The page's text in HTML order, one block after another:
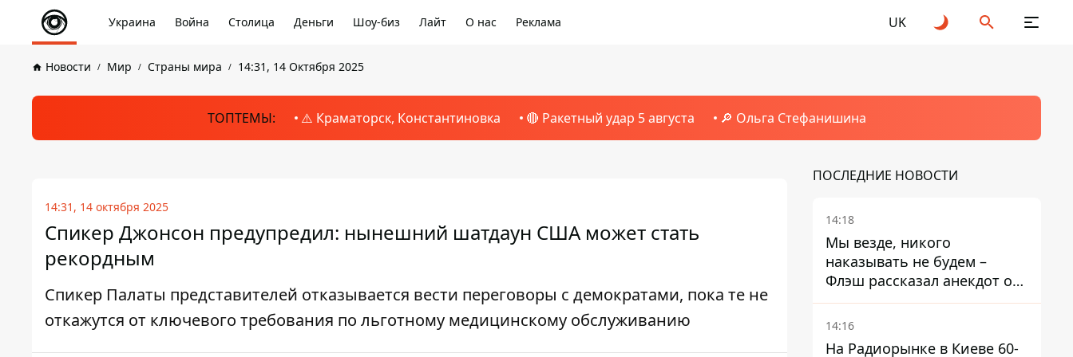
Украина Война Столица Деньги Шоу-биз Лайт О нас Реклама UK
Новости Мир Страны мира 14:31, 14 Октября 2025
ТОПТЕМЫ: ⚠️ Краматорск, Константиновка 🔴 Ракетный удар 5 августа 🔎 Ольга Стефанишина
14:31, 14 октября 2025
Спикер Джонсон предупредил: нынешний шатдаун США может стать
рекордным
Спикер Палаты представителей отказывается вести переговоры с демократами, пока те не
откажутся от ключевого требования по льготному медицинскому обслуживанию
ПОСЛЕДНИЕ НОВОСТИ
14:18
Мы везде, никого
наказывать не будем –
Флэш рассказал анекдот о
незаменимой работе
связистов на фронте
14:16
На Радиорынке в Киеве 60-